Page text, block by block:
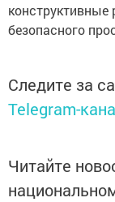
конструктивные
безопасного
Следите за
Telegram-
Читайте